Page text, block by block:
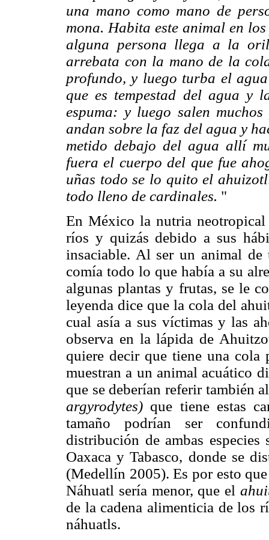
una mano como mano de
mona. Habita este animal en
alguna persona llega a la
arrebata con la mano de la
profundo, y luego turba el
que es tempestad del agua y
espuma: y luego salen muchos
andan sobre la faz del agua y
metido debajo del agua allí
fuera el cuerpo del que fue
uñas todo se lo quito el
todo lleno de cardinales. "
En México la nutria
ríos y quizás debido a sus
insaciable. Al ser un animal de
comía todo lo que había a su
algunas plantas y frutas, se le
leyenda dice que la cola del
cual asía a sus víctimas y las
observa en la lápida de
quiere decir que tiene una cola
muestran a un animal acuático
que se deberían referir también
argyrodytes) que tiene estas
tamaño podrían ser
distribución de ambas
Oaxaca y Tabasco, donde se
(Medellín 2005). Es por esto
Náhuatl sería menor, que el
de la cadena alimenticia de los
náhuatls.